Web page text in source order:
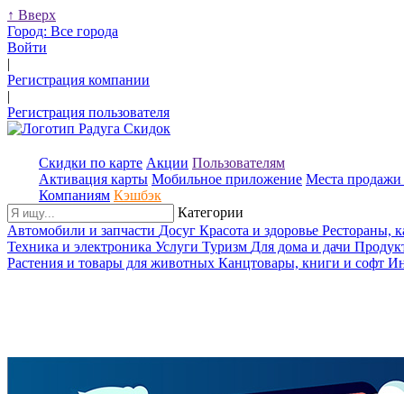
↑ Вверх
Город: Все города
Войти
|
Регистрация компании
|
Регистрация пользователя
Скидки по карте Акции Пользователям
Активация карты Мобильное приложение Места продажи
Компаниям Кэшбэк
Категории
Автомобили и запчасти Досуг Красота и здоровье Рестораны,
Техника и электроника Услуги Туризм Для дома и дачи
Растения и товары для животных Канцтовары, книги и софт